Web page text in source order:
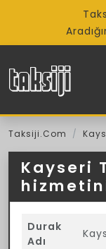
Taksiji.Com
Kayseri
Durak
Adı